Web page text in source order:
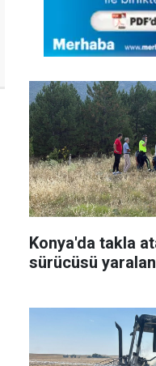
Konya'da takla
sürücüsü